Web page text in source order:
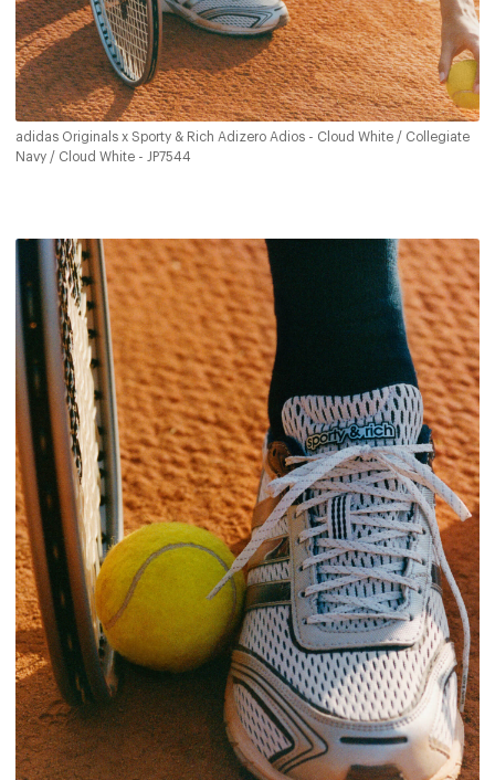
adidas Originals x Sporty & Rich Adizero Adios - Cloud White / Collegiate
Navy / Cloud White - JP7544